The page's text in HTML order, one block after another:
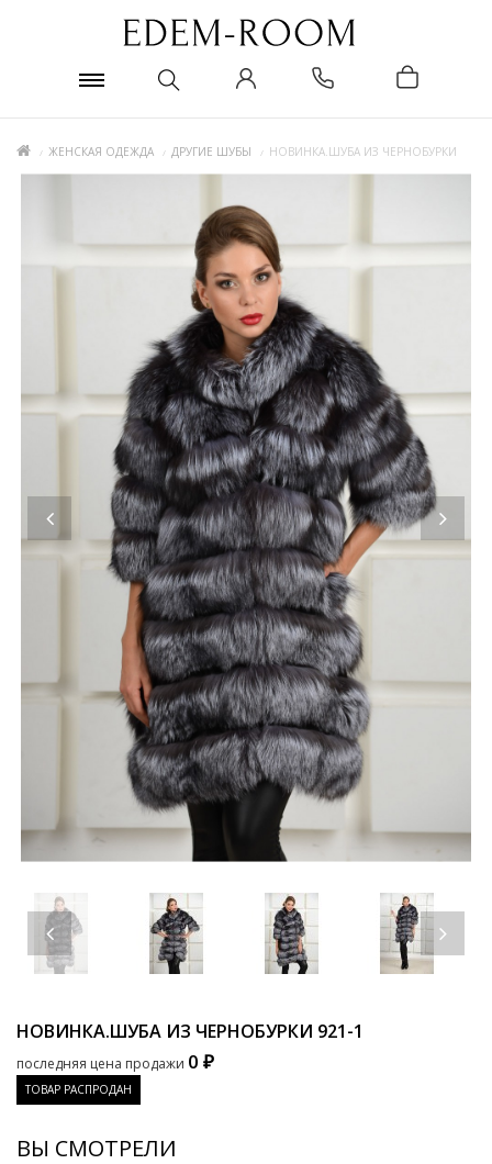
ЖЕНСКАЯ ОДЕЖДА ДРУГИЕ ШУБЫ НОВИНКА.ШУБА ИЗ ЧЕРНОБУРКИ
НОВИНКА.ШУБА ИЗ ЧЕРНОБУРКИ 921-1
последняя цена продажи 0 ₽
ТОВАР РАСПРОДАН
ВЫ СМОТРЕЛИ